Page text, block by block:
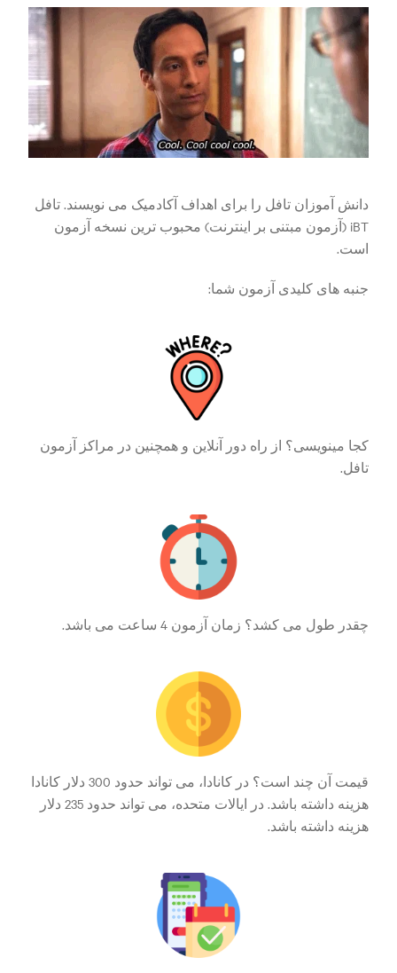
دانش آموزان تافل را برای اهداف آکادمیک می نویسند. تافل
iBT (آزمون مبتنی بر اینترنت) محبوب ترین نسخه آزمون
است.
جنبه های کلیدی آزمون شما:
کجا مینویسی؟ از راه دور آنلاین و همچنین در مراکز آزمون
تافل.
چقدر طول می کشد؟ زمان آزمون 4 ساعت می باشد.
قیمت آن چند است؟ در کانادا، می تواند حدود 300 دلار کانادا
هزینه داشته باشد. در ایالات متحده، می تواند حدود 235 دلار
هزینه داشته باشد.